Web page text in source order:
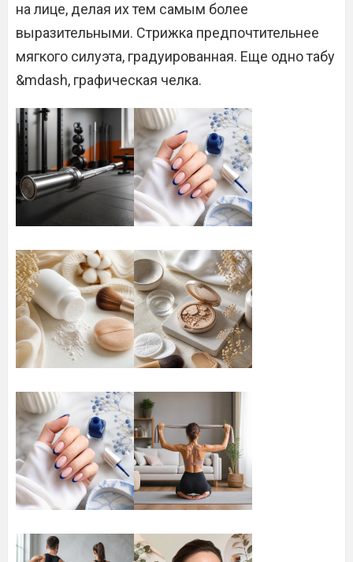
на лице, делая их тем самым более
выразительными. Стрижка предпочтительнее
мягкого силуэта, градуированная. Еще одно табу
&mdash, графическая челка.